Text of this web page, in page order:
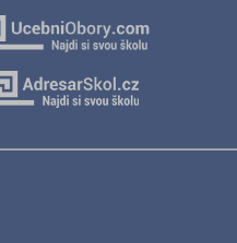
Kladno (7)
Kolín (6)